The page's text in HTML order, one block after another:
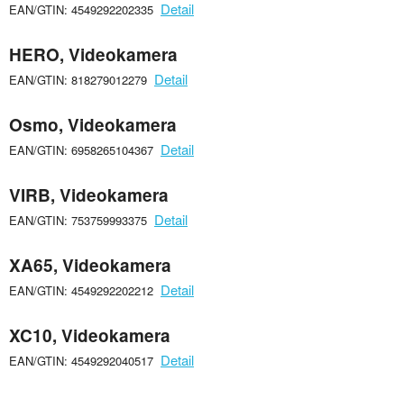
EAN/GTIN: 4549292202335 Detail
HERO, Videokamera
EAN/GTIN: 818279012279 Detail
Osmo, Videokamera
EAN/GTIN: 6958265104367 Detail
VIRB, Videokamera
EAN/GTIN: 753759993375 Detail
XA65, Videokamera
EAN/GTIN: 4549292202212 Detail
XC10, Videokamera
EAN/GTIN: 4549292040517 Detail